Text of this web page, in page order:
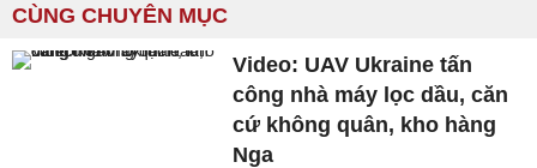
CÙNG CHUYÊN MỤC
Video: UAV Ukraine tấn
công nhà máy lọc dầu, căn
cứ không quân, kho hàng
Nga